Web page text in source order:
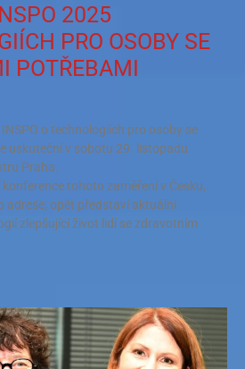
2025
PRO OSOBY SE
POTŘEBAMI
o technologiích pro osoby se
uskuteční v sobotu 29. listopadu
Praha.
tohoto zaměření v Česku,
adrese, opět představí aktuální
zlepšující život lidí se zdravotním